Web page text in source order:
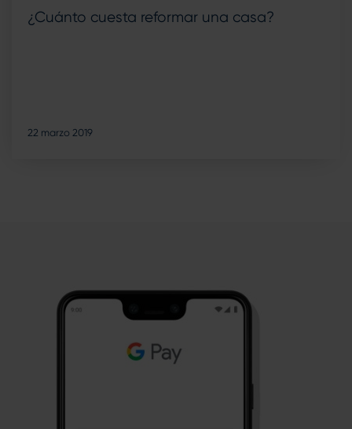
¿Cuánto cuesta reformar una casa?
22 marzo 2019